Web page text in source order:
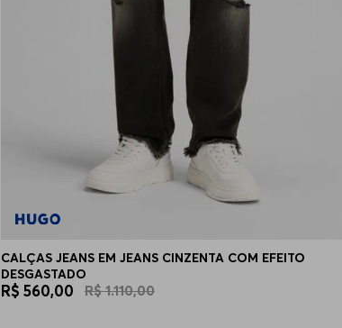
CALÇAS JEANS EM JEANS CINZENTA COM EFEITO
DESGASTADO
R$ 560,00 R$ 1.110,00